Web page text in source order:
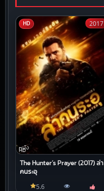
HD
หนัง
HD
The Hunter’s Prayer (2017) ล่า
คนระอุ
2017
5.6